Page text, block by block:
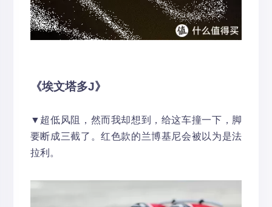
《埃文塔多J》
▼超低风阻，然而我却想到，给这车撞一下，脚
要断成三截了。红色款的兰博基尼会被以为是法
拉利。